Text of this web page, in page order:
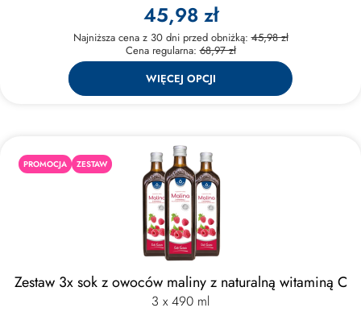
45,98 zł
Najniższa cena z 30 dni przed obniżką:45,98 zł
Cena regularna:68,97 zł
WIĘCEJ OPCJI
PROMOCJA ZESTAW
Zestaw 3x sok z owoców maliny z naturalną witaminą C
3 x 490 ml